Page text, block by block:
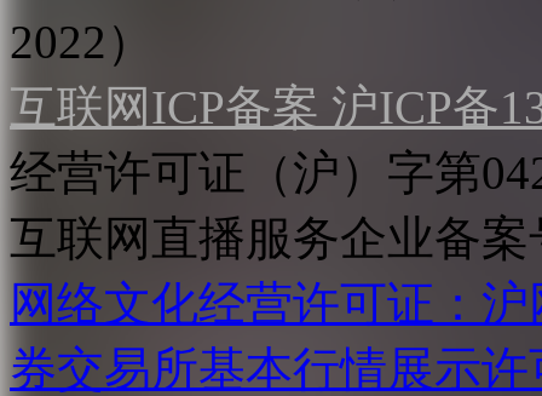
2022）
互联网ICP备案 沪ICP备
经营许可证（沪）字第
互联网直播服务企业备案
网络文化经营许可证：
券交易所基本行情展示许